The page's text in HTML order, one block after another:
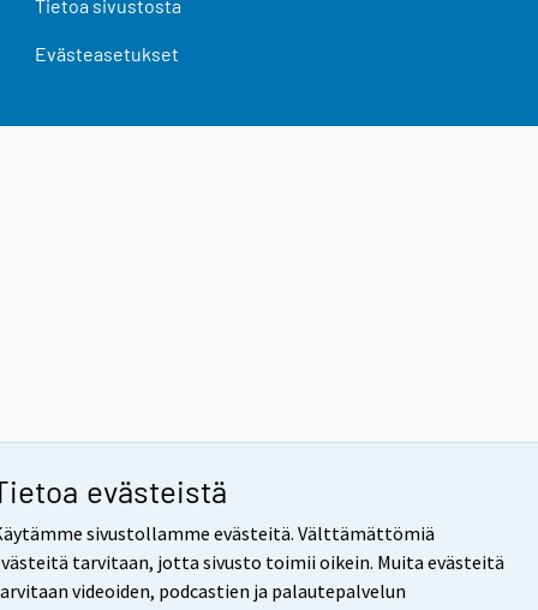
evästeistä
sivustollamme evästeitä. Välttämättömiä
tarvitaan, jotta sivusto toimii oikein. Muita evästeitä
videoiden, podcastien ja palautepalvelun
Tietoa sivustosta
Evästeasetukset